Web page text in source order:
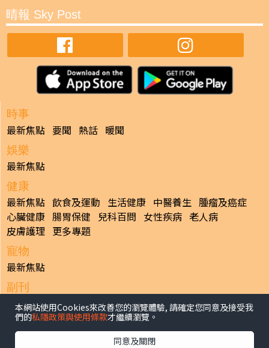
晴報 Sky Post
時事
最新焦點 要聞 熱話 暖聞
娛樂
最新焦點
健康
最新焦點 飲食及運動 生活健康 中醫養生 腫瘤及癌症
心臟健康 腸胃保健 兒科百問 女性疾病 老人病
皮膚護理 更多專題
寵物
最新焦點
副刊
最新焦點
日報
中國/國際
本網站使用Cookies來改善您的瀏覽體驗, 請確定您同意及接受我
們的私隱政策與使用條款才繼續瀏覽。
同意及關閉